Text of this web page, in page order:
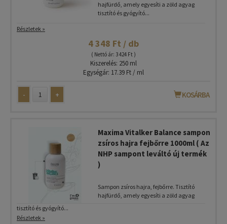
hajfürdő, amely egyesíti a zöld agyag
tisztító és gyógyító...
Részletek »
4 348 Ft / db
( Nettó ár: 3 424 Ft )
Kiszerelés: 250 ml
Egységár: 17.39 Ft / ml
- + KOSÁRBA
Maxima Vitalker Balance sampon
zsíros hajra fejbőrre 1000ml ( Az
NHP sampont leváltó új termék
)
Sampon zsíros hajra, fejbőrre. Tisztító
hajfürdő, amely egyesíti a zöld agyag
tisztító és gyógyító...
Részletek »